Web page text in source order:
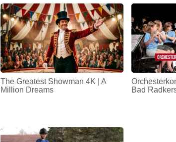
The Greatest Showman 4K | A
Million Dreams
Bad